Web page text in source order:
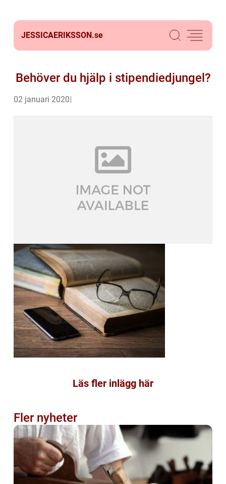
JESSICAERIKSSON.se
Behöver du hjälp i stipendiedjungel?
02 januari 2020
Läs fler inlägg här
Fler nyheter